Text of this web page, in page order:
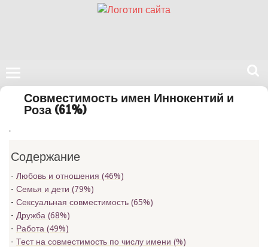
Поиск
сайте
Совместимость имен Иннокентий и
Роза (61%)
.
Содержание
Любовь и отношения (46%)
Семья и дети (79%)
Сексуальная совместимость (65%)
Дружба (68%)
Работа (49%)
Тест на совместимость по числу имени (%)